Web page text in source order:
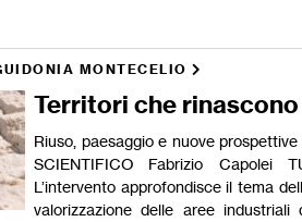
MONTECELIO
Territori che rinascono
Riuso, paesaggio e nuove
SCIENTIFICO Fabrizio Capolei
L’intervento approfondisce il tema
valorizzazione delle aree